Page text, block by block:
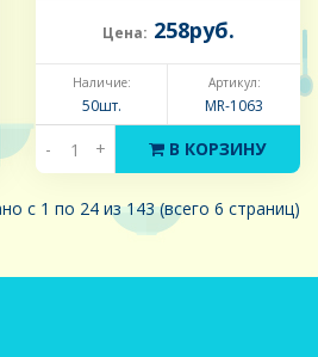
Цена: 258руб.
Наличие:
50шт.
Артикул:
MR-1063
- + В КОРЗИНУ
с 1 по 24 из 143 (всего 6 страниц)